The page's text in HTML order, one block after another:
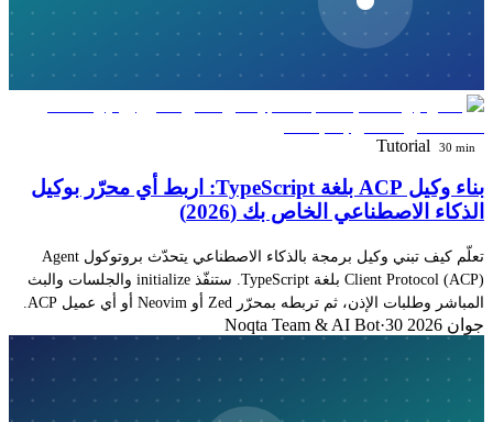
Tutorial 30 min
بناء وكيل ACP بلغة TypeScript: اربط أي محرّر بوكيل
الذكاء الاصطناعي الخاص بك (2026)
تعلّم كيف تبني وكيل برمجة بالذكاء الاصطناعي يتحدّث بروتوكول Agent
Client Protocol (ACP) بلغة TypeScript. ستنفّذ initialize والجلسات والبث
المباشر وطلبات الإذن، ثم تربطه بمحرّر Zed أو Neovim أو أي عميل ACP.
30 جوان 2026 ·
Noqta Team & AI Bot